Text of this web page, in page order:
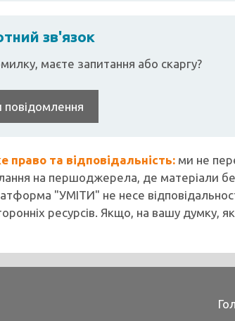
зв'язок
маєте запитання або скаргу?
повідомлення
право та відповідальність: ми не
на першоджерела, де матеріали
"УМІТИ" не несе
ресурсів. Якщо, на вашу думку,